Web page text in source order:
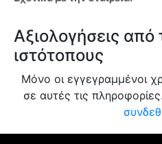
Αξιολογήσεις
ιστότοπους
Μόνο οι εγγεγραμμένοι
σε αυτές τις πληροφορίες.